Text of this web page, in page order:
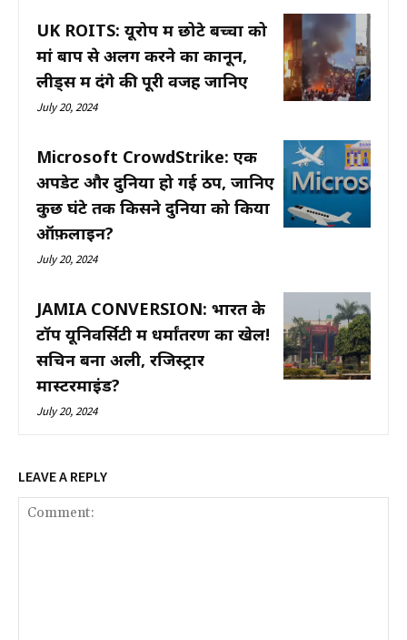
UK ROITS: यूरोप में छोटे बच्चों को
मां बाप से अलग करने का कानून,
लीड्स में दंगे की पूरी वजह जानिए
July 20, 2024
Microsoft CrowdStrike: एक
अपडेट और दुनिया हो गई ठप, जानिए
कुछ घंटे तक किसने दुनिया को किया
ऑफ़लाइन?
July 20, 2024
JAMIA CONVERSION: भारत के
टॉप यूनिवर्सिटी में धर्मांतरण का खेल!
सचिन बना अली, रजिस्ट्रार
मास्टरमाइंड?
July 20, 2024
LEAVE A REPLY